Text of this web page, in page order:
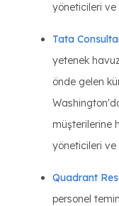
yöneticileri ve
Tata
yetenek
önde gelen
müşterilerine
yöneticileri ve
Quadrant
personel